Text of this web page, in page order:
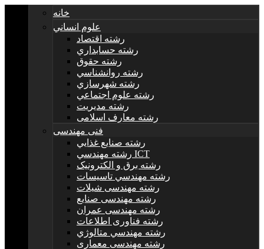
خانه
علوم انساني
رشته اقتصاد
رشته حسابداري
رشته حقوق
رشته روانشناسي
رشته شهرسازي
رشته علوم اجتماعي
رشته مديريت
رشته معارف اسلامی
فنی مهندسی
رشته صنايع غذايي
رشته مهندسي ICT
رشته برق و الکترونيک
رشته مهندسي تاسيسات
رشته مهندسی شیلات
رشته مهندسی صنایع
رشته مهندسی عمران
رشته فناوری اطلاعات
رشته مهندسي متالوژي
رشته مهندسی معماری